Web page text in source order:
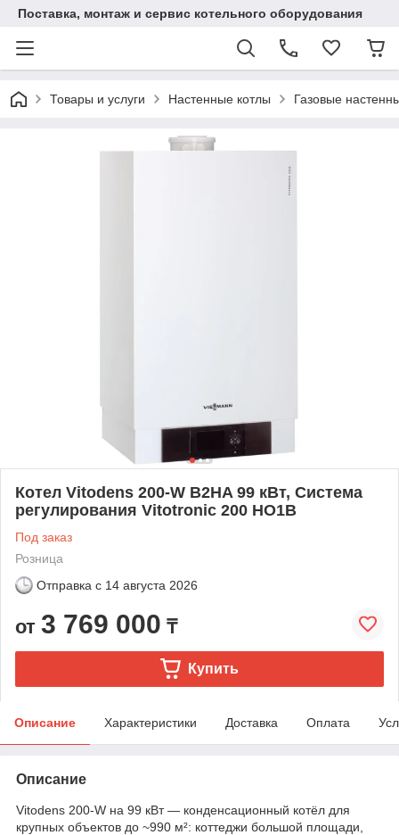
Поставка, монтаж и сервис котельного оборудования
Товары и услуги Настенные котлы Газовые
Котел Vitodens 200-W B2HA 99 кВт, Система
регулирования Vitotronic 200 HO1B
Под заказ
Розница
Отправка с 14 августа 2026
от 3 769 000 ₸
Купить
Описание Характеристики Доставка Оплата
Описание
Vitodens 200-W на 99 кВт — конденсационный котёл для
крупных объектов до ~990 м²: коттеджи большой площади,